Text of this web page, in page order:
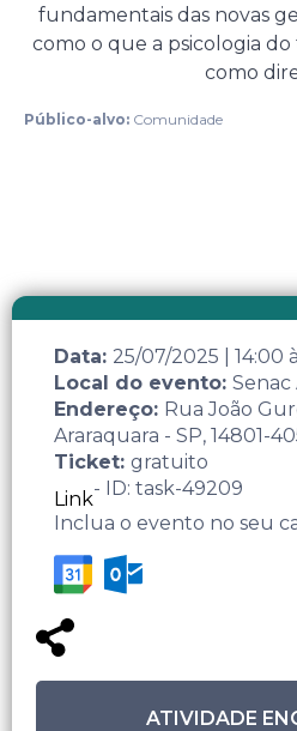
fundamentais das novas
como o que a psicologia
como
Público-alvo: Comunidade
Data: 25/07/2025 14:00
Local do evento: Senac
Endereço: Rua João
Araraquara - SP, 14801-
Ticket: gratuito
Link- ID: task-49209
Inclua o evento no seu
ATIVIDADE